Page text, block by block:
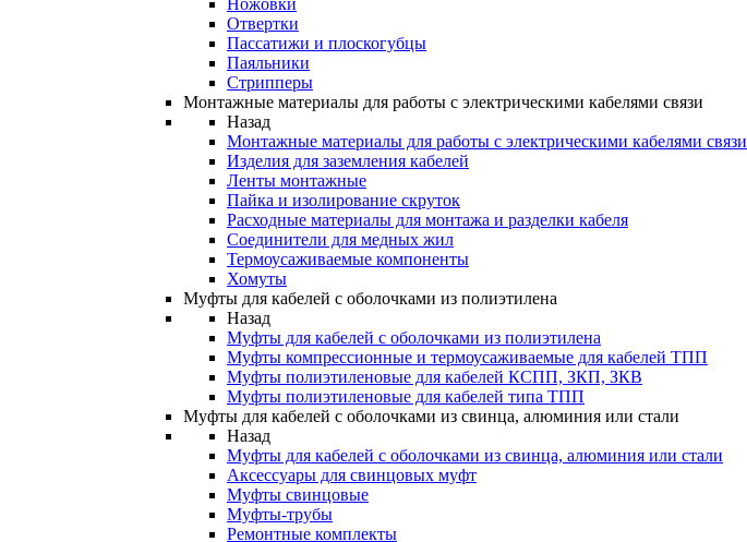
Ножовки
Отвертки
Пассатижи и плоскогубцы
Паяльники
Стрипперы
Монтажные материалы для работы с электрическими кабелями связи
Назад
Монтажные материалы для работы с электрическими кабелями связи
Изделия для заземления кабелей
Ленты монтажные
Пайка и изолирование скруток
Расходные материалы для монтажа и разделки кабеля
Соединители для медных жил
Термоусаживаемые компоненты
Хомуты
Муфты для кабелей с оболочками из полиэтилена
Назад
Муфты для кабелей с оболочками из полиэтилена
Муфты компрессионные и термоусаживаемые для кабелей ТПП
Муфты полиэтиленовые для кабелей КСПП, ЗКП, ЗКВ
Муфты полиэтиленовые для кабелей типа ТПП
Муфты для кабелей с оболочками из свинца, алюминия или стали
Назад
Муфты для кабелей с оболочками из свинца, алюминия или стали
Аксессуары для свинцовых муфт
Муфты свинцовые
Муфты-трубы
Ремонтные комплекты